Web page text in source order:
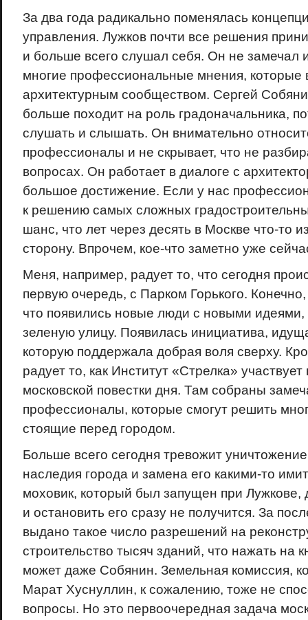
За два года радикально поменялась
управления. Лужков почти все решения
и больше всего слушал себя. Он не замечал
многие профессиональные мнения, которые
архитектурным сообществом. Сергей
больше походит на роль градоначальника,
слушать и слышать. Он внимательно
профессионалы и не скрывает, что не
вопросах. Он работает в диалоге с
большое достижение. Если у нас
к решению самых сложных
шанс, что лет через десять в Москве что-то
сторону. Впрочем, кое-что заметно уже
Меня, например, радует то, что сегодня
первую очередь, с Парком Горького.
что появились новые люди с новыми
зеленую улицу. Появилась инициатива,
которую поддержала добрая воля сверху.
радует то, как Институт «Стрелка»
московской повестки дня. Там собраны
профессионалы, которые смогут решить
стоящие перед городом.
Больше всего сегодня тревожит
наследия города и замена его какими-то
моховик, который был запущен при
и остановить его сразу не получится. За
выдано такое число разрешений на
строительство тысяч зданий, что нажать на
может даже Собянин. Земельная комиссия,
Марат Хуснуллин, к сожалению, тоже не
вопросы. Но это первоочередная задача